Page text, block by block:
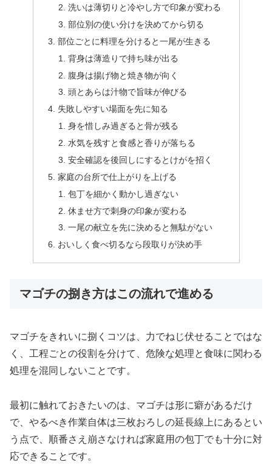
洗いは薄切りと冷やし方で印象が変わる
部位別の使い分けを決めてから切る
部位ごとに料理を分けると一尾が生きる
背身は薄造りで持ち味が出る
腹身は揚げ物と焼き物が向く
頭とあらは汁物で旨味が伸びる
失敗しやすい場面を先に知る
身を惜しみ過ぎると骨が残る
水気を残すと食感と香りが落ちる
安全確認を後回しにするとけがを招く
家庭の台所で仕上がりを上げる
包丁を細かく動かし過ぎない
休ませ方で刺身の印象が変わる
一尾の献立を先に決めると無駄がない
おいしく食べ切るなら段取りが決め手
マゴチの捌き方はこの流れで進める
マゴチをきれいに捌くコツは、力でねじ伏せることではな
く、工程ごとの役割を分けて、危険な処理と食味に関わる
処理を混同しないことです。
最初に触れておきたいのは、マゴチは形に癖があるだけ
で、やるべき作業自体は三枚おろしの延長線上にあるとい
う点で、順番さえ崩さなければ家庭用の包丁でも十分に対
応できることです。